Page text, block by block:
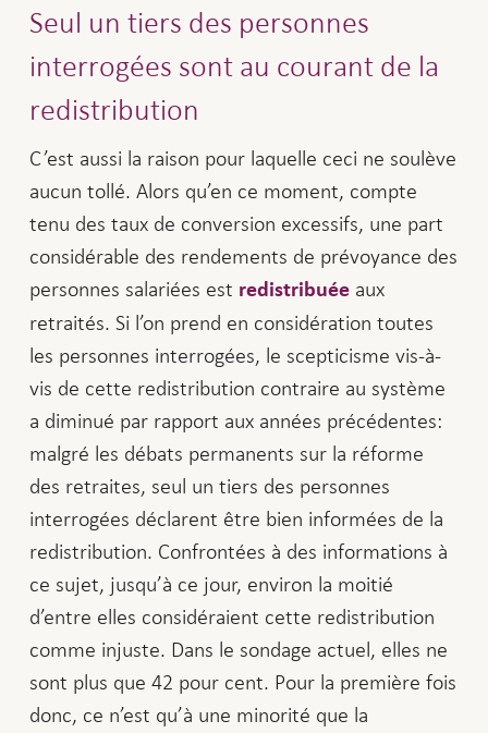
Seul un tiers des personnes
interrogées sont au courant de la
redistribution
C’est aussi la raison pour laquelle ceci ne soulève
aucun tollé. Alors qu’en ce moment, compte
tenu des taux de conversion excessifs, une part
considérable des rendements de prévoyance des
personnes salariées est redistribuéeaux
retraités. Si l’on prend en considération toutes
les personnes interrogées, le scepticisme vis-à-
vis de cette redistribution contraire au système
a diminué par rapport aux années précédentes:
malgré les débats permanents sur la réforme
des retraites, seul un tiers des personnes
interrogées déclarent être bien informées de la
redistribution. Confrontées à des informations à
ce sujet, jusqu’à ce jour, environ la moitié
d’entre elles considéraient cette redistribution
comme injuste. Dans le sondage actuel, elles ne
sont plus que 42 pour cent. Pour la première fois
donc, ce n’est qu’à une minorité que la